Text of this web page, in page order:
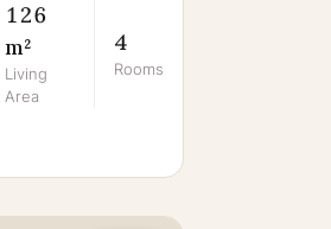
126
m²
Living
Area
4
Rooms